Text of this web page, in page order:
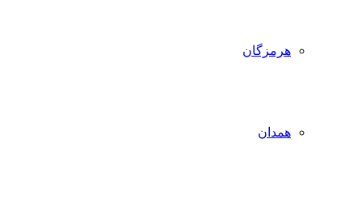
هرمزگان
همدان